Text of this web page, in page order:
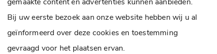
Bij uw eerste bezoek aan onze website hebben wij u al
geïnformeerd over deze cookies en toestemming
gevraagd voor het plaatsen ervan.